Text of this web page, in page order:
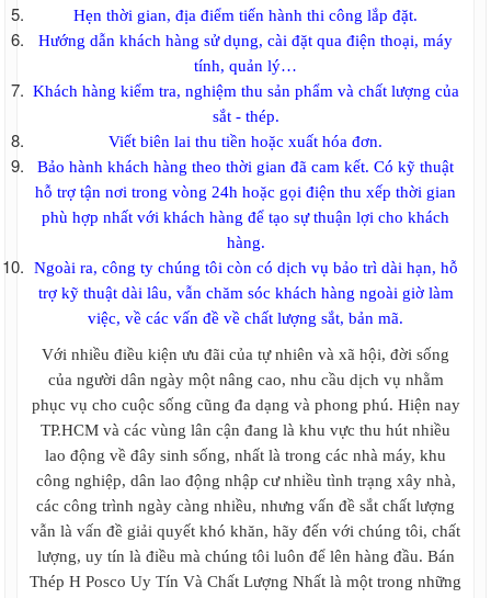
Hẹn thời gian, địa điểm tiến hành thi công lắp đặt.
Hướng dẫn khách hàng sử dụng, cài đặt qua điện thoại, máy
tính, quản lý…
Khách hàng kiểm tra, nghiệm thu sản phẩm và chất lượng của
sắt - thép.
Viết biên lai thu tiền hoặc xuất hóa đơn.
Bảo hành khách hàng theo thời gian đã cam kết. Có kỹ thuật
hỗ trợ tận nơi trong vòng 24h hoặc gọi điện thu xếp thời gian
phù hợp nhất với khách hàng để tạo sự thuận lợi cho khách
hàng.
Ngoài ra, công ty chúng tôi còn có dịch vụ bảo trì dài hạn, hỗ
trợ kỹ thuật dài lâu, vẫn chăm sóc khách hàng ngoài giờ làm
việc, về các vấn đề về chất lượng sắt, bản mã.
Với nhiều điều kiện ưu đãi của tự nhiên và xã hội, đời sống
của người dân ngày một nâng cao, nhu cầu dịch vụ nhằm
phục vụ cho cuộc sống cũng đa dạng và phong phú. Hiện nay
TP.HCM và các vùng lân cận đang là khu vực thu hút nhiều
lao động về đây sinh sống, nhất là trong các nhà máy, khu
công nghiệp, dân lao động nhập cư nhiều tình trạng xây nhà,
các công trình ngày càng nhiều, nhưng vấn đề sắt chất lượng
vẫn là vấn đề giải quyết khó khăn, hãy đến với chúng tôi, chất
lượng, uy tín là điều mà chúng tôi luôn để lên hàng đầu. Bán
Thép H Posco Uy Tín Và Chất Lượng Nhất là một trong những